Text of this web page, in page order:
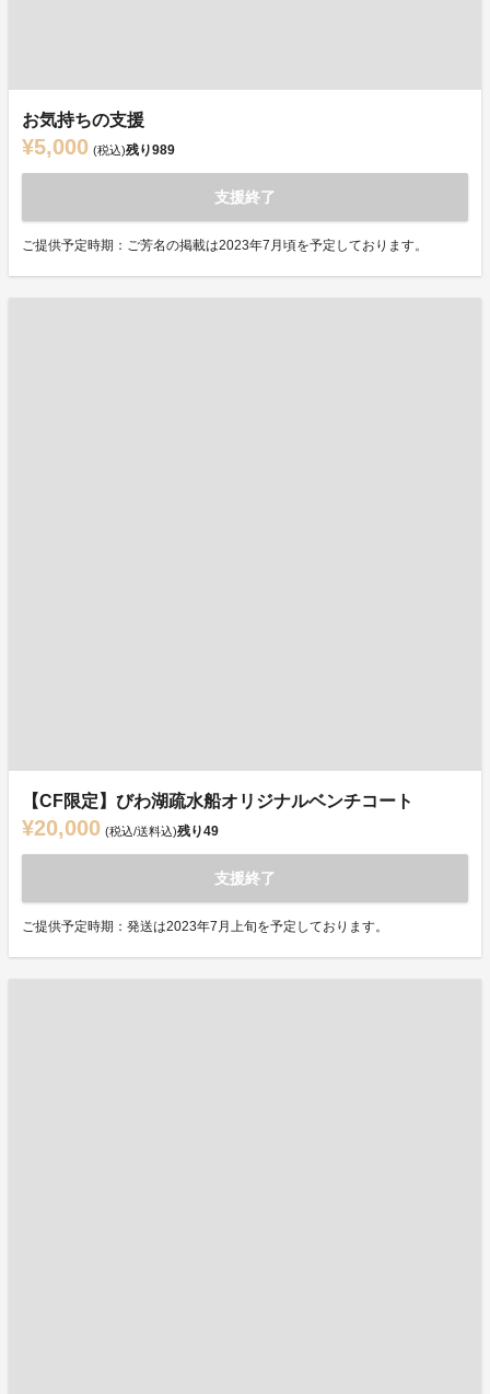
お気持ちの支援
¥5,000 (税込)残り989
支援終了
ご提供予定時期：ご芳名の掲載は2023年7月頃を予定しております。
【CF限定】びわ湖疏水船オリジナルベンチコート
¥20,000 (税込/送料込)残り49
支援終了
ご提供予定時期：発送は2023年7月上旬を予定しております。